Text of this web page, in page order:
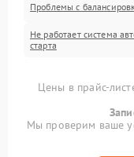
Проблемы с
Не работает система
старта
Цены в прайс-
Мы проверим ваше